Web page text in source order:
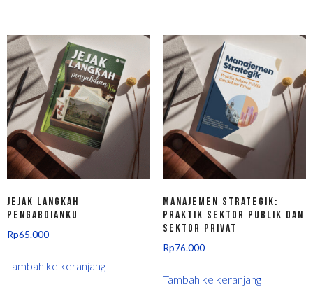
Jejak Langkah
Pengabdianku
Rp65.000
Tambah ke keranjang
Manajemen Strategik:
Praktik Sektor Publik dan
Sektor Privat
Rp76.000
Tambah ke keranjang